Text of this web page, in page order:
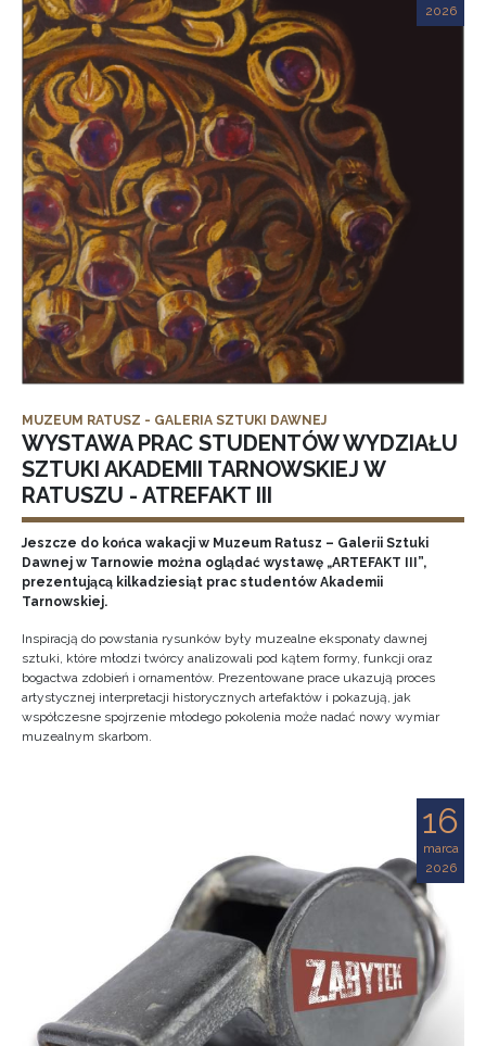
2026
MUZEUM RATUSZ - GALERIA SZTUKI DAWNEJ
WYSTAWA PRAC STUDENTÓW WYDZIAŁU
SZTUKI AKADEMII TARNOWSKIEJ W
RATUSZU - ATREFAKT III
Jeszcze do końca wakacji w Muzeum Ratusz – Galerii Sztuki
Dawnej w Tarnowie można oglądać wystawę „ARTEFAKT III”,
prezentującą kilkadziesiąt prac studentów Akademii
Tarnowskiej.
Inspiracją do powstania rysunków były muzealne eksponaty dawnej
sztuki, które młodzi twórcy analizowali pod kątem formy, funkcji oraz
bogactwa zdobień i ornamentów. Prezentowane prace ukazują proces
artystycznej interpretacji historycznych artefaktów i pokazują, jak
współczesne spojrzenie młodego pokolenia może nadać nowy wymiar
muzealnym skarbom.
16
marca
2026